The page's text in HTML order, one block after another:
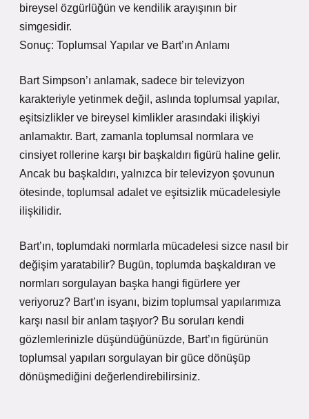
bireysel özgürlüğün ve kendilik arayışının bir
simgesidir.
Sonuç: Toplumsal Yapılar ve Bart’ın Anlamı
Bart Simpson’ı anlamak, sadece bir televizyon
karakteriyle yetinmek değil, aslında toplumsal yapılar,
eşitsizlikler ve bireysel kimlikler arasındaki ilişkiyi
anlamaktır. Bart, zamanla toplumsal normlara ve
cinsiyet rollerine karşı bir başkaldırı figürü haline gelir.
Ancak bu başkaldırı, yalnızca bir televizyon şovunun
ötesinde, toplumsal adalet ve eşitsizlik mücadelesiyle
ilişkilidir.
Bart’ın, toplumdaki normlarla mücadelesi sizce nasıl bir
değişim yaratabilir? Bugün, toplumda başkaldıran ve
normları sorgulayan başka hangi figürlere yer
veriyoruz? Bart’ın isyanı, bizim toplumsal yapılarımıza
karşı nasıl bir anlam taşıyor? Bu soruları kendi
gözlemlerinizle düşündüğünüzde, Bart’ın figürünün
toplumsal yapıları sorgulayan bir güce dönüşüp
dönüşmediğini değerlendirebilirsiniz.